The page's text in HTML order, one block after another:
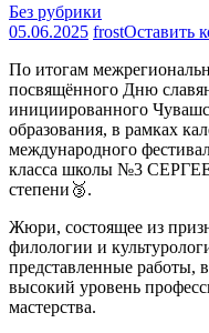
Без рубрики
05.06.2025 frostОставить
По итогам
посвящённого Дню
инициированного
образования, в рамках
международного
класса школы №3
степени🥉.
Жюри, состоящее из
филологии и
представленные работы,
высокий уровень
мастерства.